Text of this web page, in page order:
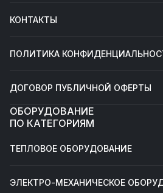
КОНТАКТЫ
ПОЛИТИКА
ДОГОВОР ПУБЛИЧНОЙ ОФЕРТЫ
ОБОРУДОВАНИЕ
ПО КАТЕГОРИЯМ
ТЕПЛОВОЕ ОБОРУДОВАНИЕ
ЭЛЕКТРО-МЕХАНИЧЕСКОЕ